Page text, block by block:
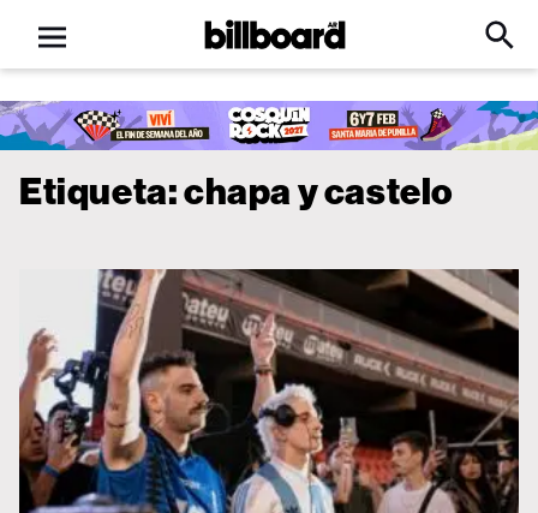
Open
menu
Billboard
Click
Input
Etiqueta:chapa y castelo